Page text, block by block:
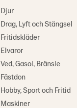
Djur
Drag, Lyft och Stängsel
Fritidskläder
Elvaror
Ved, Gasol, Bränsle
Fästdon
Hobby, Sport och Fritid
Maskiner